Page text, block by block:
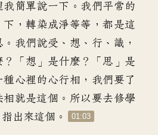
我簡單說一下 。 我們平常的
下 ，轉染成淨等等 ，都是這
。 我們說受、想、行、識，
？「 想」是什麼 ？「 思」是
種心裡的心行相 ， 我們要了
相就是這個 。 所以要去修學
指出來這個 。 01:03